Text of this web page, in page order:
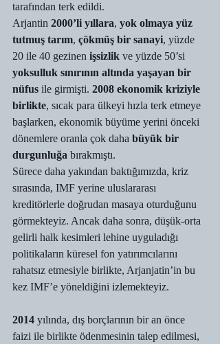
tarafından terk edildi.
Arjantin 2000’li yıllara, yok olmaya yüz
tutmuş tarım, çökmüş bir sanayi, yüzde
20 ile 40 gezinen işsizlik ve yüzde 50’si
yoksulluk sınırının altında yaşayan bir
nüfus ile girmişti. 2008 ekonomik kriziyle
birlikte, sıcak para ülkeyi hızla terk etmeye
başlarken, ekonomik büyüme yerini önceki
dönemlere oranla çok daha büyük bir
durgunluğa bırakmıştı.
Sürece daha yakından baktığımızda, kriz
sırasında, IMF yerine uluslararası
kreditörlerle doğrudan masaya oturduğunu
görmekteyiz. Ancak daha sonra, düşük-orta
gelirli halk kesimleri lehine uyguladığı
politikaların küresel fon yatırımcılarını
rahatsız etmesiyle birlikte, Arjanjatin’in bu
kez IMF’e yöneldiğini izlemekteyiz.
2014 yılında, dış borçlarının bir an önce
faizi ile birlikte ödenmesinin talep edilmesi,